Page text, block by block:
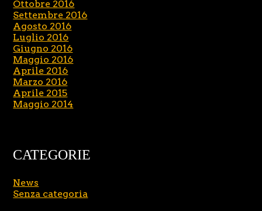
Ottobre 2016
Settembre 2016
Agosto 2016
Luglio 2016
Giugno 2016
Maggio 2016
Aprile 2016
Marzo 2016
Aprile 2015
Maggio 2014
CATEGORIE
News
Senza categoria